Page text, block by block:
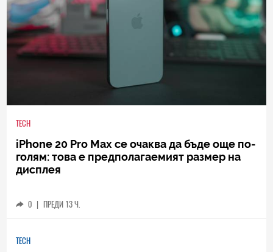
TECH
iPhone 20 Pro Max се очаква да бъде още по-
голям: това е предполагаемият размер на
дисплея
0 | ПРЕДИ 13 Ч.
TECH